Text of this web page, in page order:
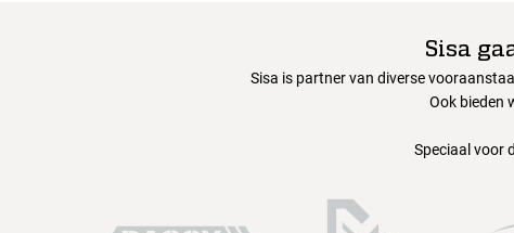
Sisa
Sisa is partner van diverse
Ook bieden
Speciaal voor